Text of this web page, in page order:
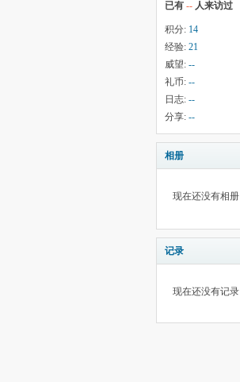
已有 -- 人来访过
积分: 14
经验: 21
威望: --
礼币: --
日志: --
分享: --
相册
现在还没有相册
记录
现在还没有记录